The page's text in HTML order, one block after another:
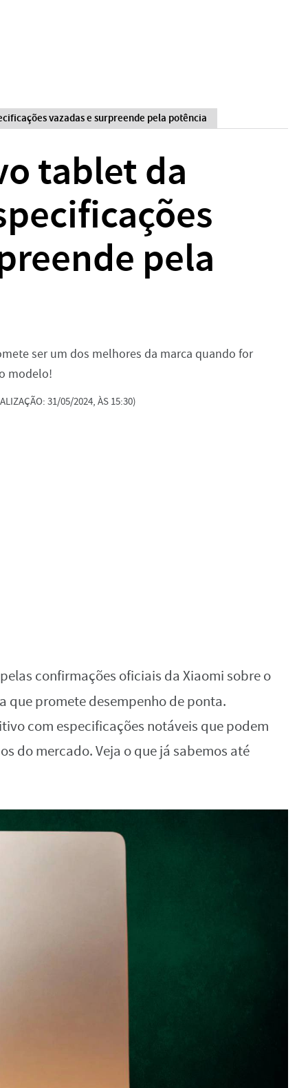
vazadas e surpreende pela potência
tablet da
pela
ser um dos melhores da marca quando for
modelo!
31/05/2024, ÀS 15:30)
confirmações oficiais da Xiaomi sobre o
que promete desempenho de ponta.
com especificações notáveis que podem
do mercado. Veja o que já sabemos até